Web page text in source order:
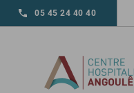
05 45 24 40 40